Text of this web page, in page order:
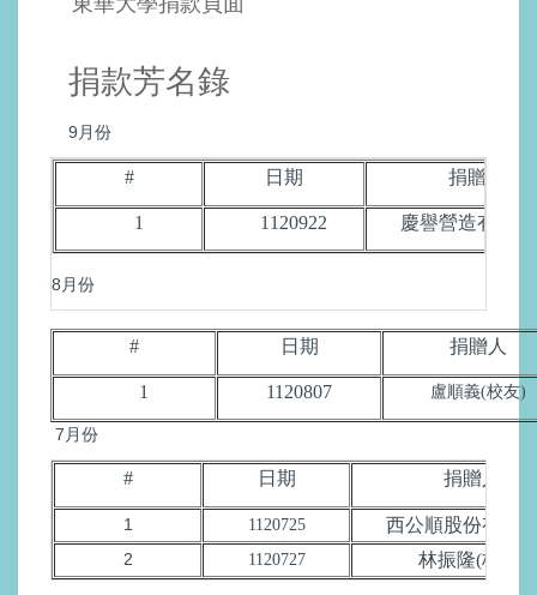
捐款芳名錄
9月份
# 日期 捐贈人
1 1120922 慶譽營造有限
8月份
# 日期 捐贈人
1 1120807 盧順義(校友)
7月份
# 日期 捐贈人
1 1120725 西公順股份有限
2 1120727 林振隆(校友)